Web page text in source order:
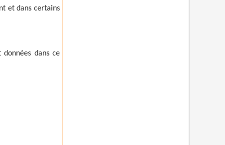
et dans certains
dans ce